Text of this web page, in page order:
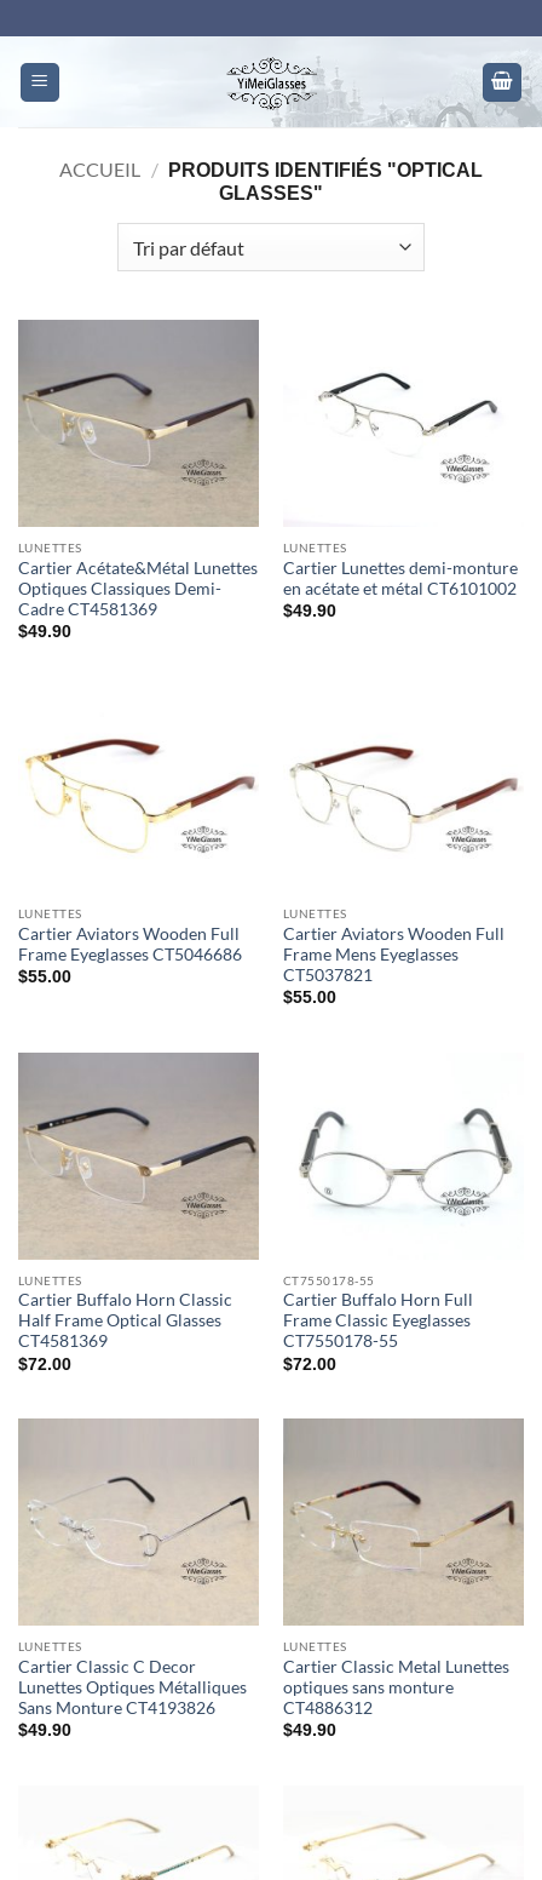
to
content
ACCUEIL /
PRODUITS IDENTIFIÉS "OPTICAL
GLASSES"
LUNETTES
Cartier Acétate&Métal Lunettes
Optiques Classiques Demi-
Cadre CT4581369
$49.90
LUNETTES
Cartier Lunettes demi-monture
en acétate et métal CT6101002
$49.90
LUNETTES
Cartier Aviators Wooden Full
Frame Eyeglasses CT5046686
$55.00
LUNETTES
Cartier Aviators Wooden Full
Frame Mens Eyeglasses
CT5037821
$55.00
LUNETTES
Cartier Buffalo Horn Classic
Half Frame Optical Glasses
CT4581369
$72.00
CT7550178-55
Cartier Buffalo Horn Full
Frame Classic Eyeglasses
CT7550178-55
$72.00
LUNETTES
Cartier Classic C Decor
Lunettes Optiques Métalliques
Sans Monture CT4193826
$49.90
LUNETTES
Cartier Classic Metal Lunettes
optiques sans monture
CT4886312
$49.90